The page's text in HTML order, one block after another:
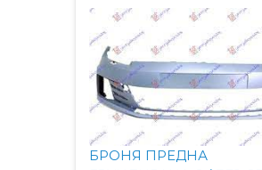
БРОНЯ ПРЕДНА